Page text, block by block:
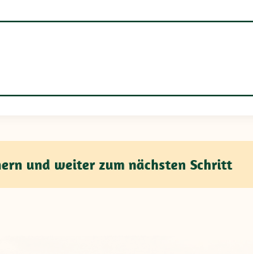
und weiter zum nächsten Schritt